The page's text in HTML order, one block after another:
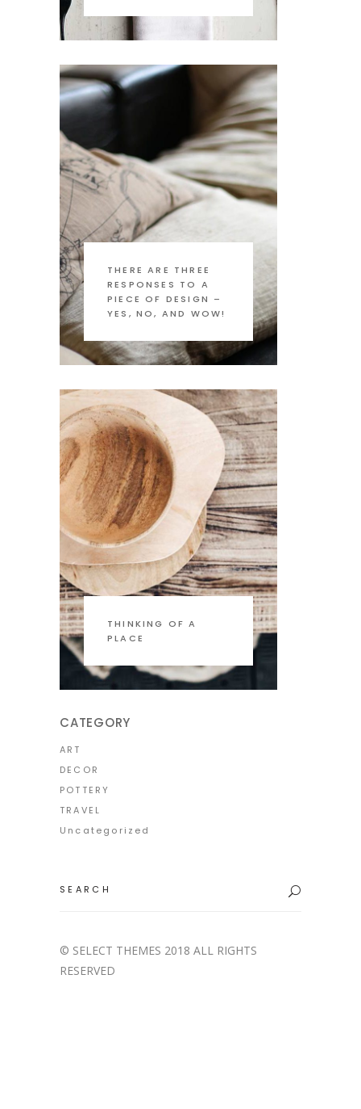
THERE ARE THREE
RESPONSES TO A
PIECE OF DESIGN –
YES, NO, AND WOW!
THINKING OF A
PLACE
CATEGORY
ART
DECOR
POTTERY
TRAVEL
Uncategorized
for:
© SELECT THEMES 2018 ALL RIGHTS
RESERVED